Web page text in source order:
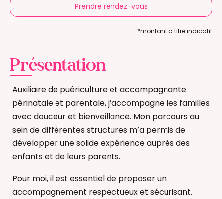
Prendre rendez-vous
*montant à titre indicatif
Présentation
Auxiliaire de puériculture et accompagnante
périnatale et parentale, j’accompagne les familles
avec douceur et bienveillance. Mon parcours au
sein de différentes structures m’a permis de
développer une solide expérience auprès des
enfants et de leurs parents.
Pour moi, il est essentiel de proposer un
accompagnement respectueux et sécurisant.